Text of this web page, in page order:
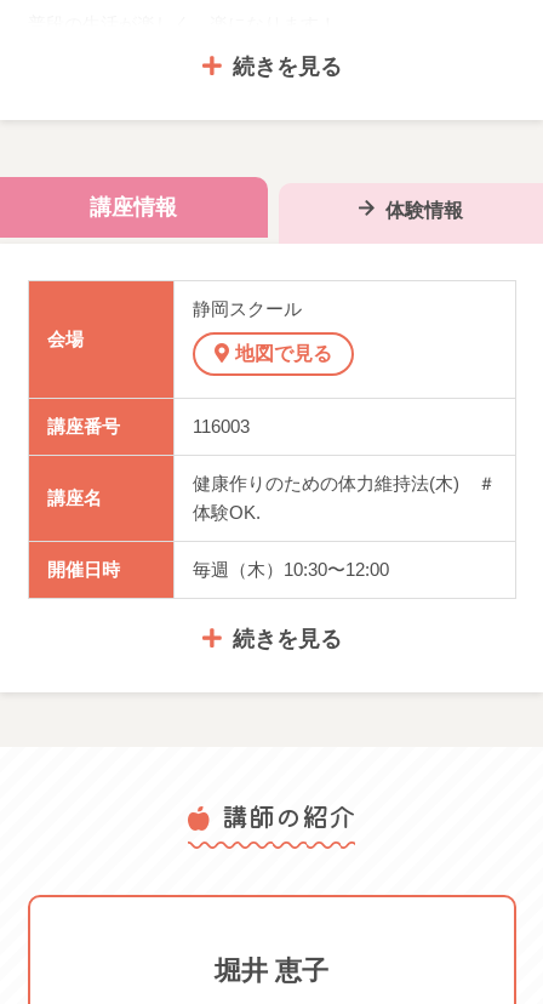
生活習慣病、心身ストレス解消、肩こりや
男女を問わず継続率の高い人気講座です。
受講生の受講歴が長いのが効果の証！数ある講座の中でも受講生の継
続率の高い講座です。
長く続けられる健康習慣を身に着けたい方にぴったり。
2022年10月より、運動やダンスなどの講座で受講生の皆様
続きを見る
講座情報
会場
静岡スクール
地図で見る
講座番号 116003
講座名
健康作りのための体力維持法(木) ＃
体験OK.
開催日時 毎週（木）10:30〜12:00
続きを見る
体験情報
・動きやすい服装
体験可能日： 2026/05/28 木
2026/06/18 木 2026/07/02 木
2026/07/09 木 2026/07/16 木
講師の紹介
堀井 恵子